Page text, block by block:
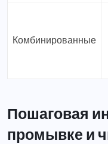
Комбинированные
Пошаговая
промывке и